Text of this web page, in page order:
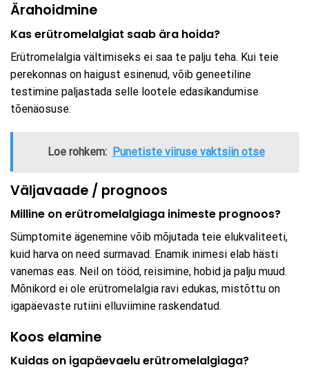
Ärahoidmine
Kas erütromelalgiat saab ära hoida?
Erütromelalgia vältimiseks ei saa te palju teha. Kui teie
perekonnas on haigust esinenud, võib geneetiline
testimine paljastada selle lootele edasikandumise
tõenäosuse.
Loe rohkem: Punetiste viiruse vaktsiin otse
Väljavaade / prognoos
Milline on erütromelalgiaga inimeste prognoos?
Sümptomite ägenemine võib mõjutada teie elukvaliteeti,
kuid harva on need surmavad. Enamik inimesi elab hästi
vanemas eas. Neil on tööd, reisimine, hobid ja palju muud.
Mõnikord ei ole erütromelalgia ravi edukas, mistõttu on
igapäevaste rutiini elluviimine raskendatud.
Koos elamine
Kuidas on igapäevaelu erütromelalgiaga?